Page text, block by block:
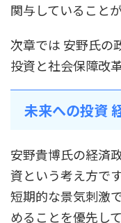
関与していること
次章では 安野氏の
投資と社会保障改
未来への投資
安野貴博氏の経済
資という考え方です
短期的な景気刺激
めることを優先して